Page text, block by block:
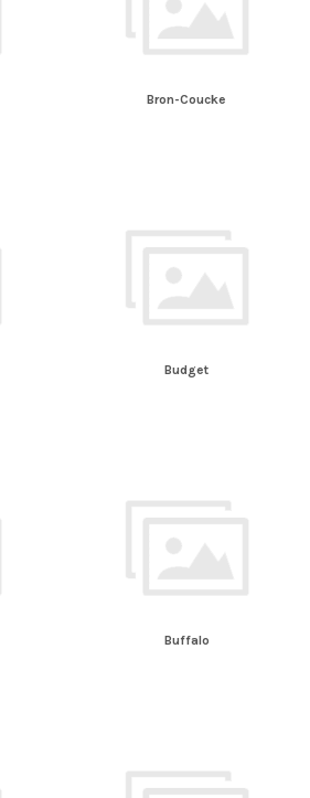
Bron-Coucke
Budget
Buffalo